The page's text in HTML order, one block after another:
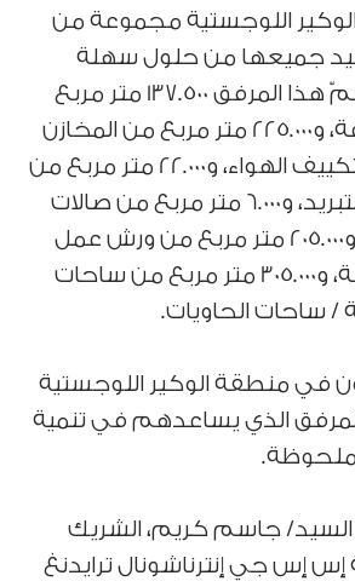
اللوجستية مجموعة من
جميعها من حلول سهلة
ويسيرة، حيث يضمّ هذا المرفق 137.500 متر مربع
من المخازن الجافة، و225.000 متر مربع من المخازن
المجهّزة بنظام تكييف الهواء، و22.000 متر مربع من
مخازن التجميد/التبريد، و6.000 متر مربع من صالات
العرض والمتاجر، و205.000 متر مربع من ورش عمل
الصناعات الخفيفة، و305.000 متر مربع من ساحات
/ ساحات الحاويات.
في منطقة الوكير اللوجستية
الذي يساعدهم في تنمية
ملحوظة.
السيد/ جاسم كريم، الشريك
إس جي إنترناشونال ترايدنغ